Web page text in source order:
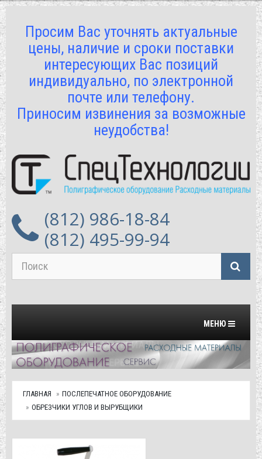
Просим Вас уточнять актуальные
цены, наличие и сроки поставки
интересующих Вас позиций
индивидуально, по электронной
почте или телефону.
Приносим извинения за возможные
неудобства!
(812) 986-18-84
(812) 495-99-94
Переключить
МЕНЮ
ГЛАВНАЯ
ПОСЛЕПЕЧАТНОЕ ОБОРУДОВАНИЕ
ОБРЕЗЧИКИ УГЛОВ И ВЫРУБЩИКИ